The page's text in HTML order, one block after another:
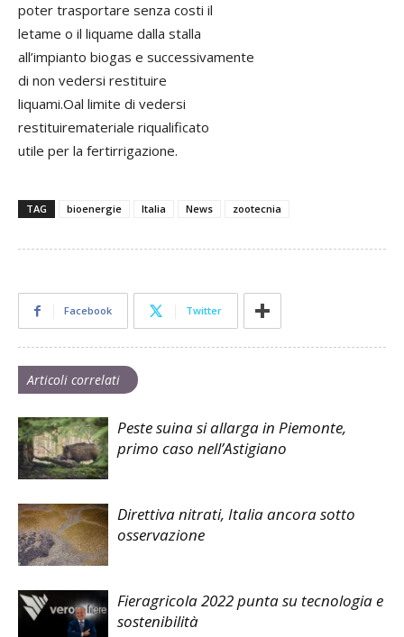
poter trasportare senza costi il
letame o il liquame dalla stalla
all’impianto biogas e successivamente
di non vedersi restituire
liquami.Oal limite di vedersi
restituiremateriale riqualificato
utile per la fertirrigazione.
TAG bioenergie Italia News zootecnia
Facebook Twitter
Articoli correlati
Peste suina si allarga in Piemonte,
primo caso nell’Astigiano
Direttiva nitrati, Italia ancora sotto
osservazione
Fieragricola 2022 punta su tecnologia e
sostenibilità